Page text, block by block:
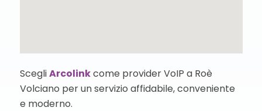
ScegliArcolinkcome provider VoIP a Roè
Volciano per un servizio affidabile, conveniente
e moderno.